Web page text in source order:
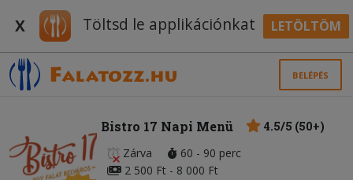
X Töltsd le applikációnkat LETÖLTÖM
BELÉPÉS
Bistro 17 Napi Menü
4.5/5 (50+)
Zárva
60 - 90 perc
2 500 Ft - 8 000 Ft